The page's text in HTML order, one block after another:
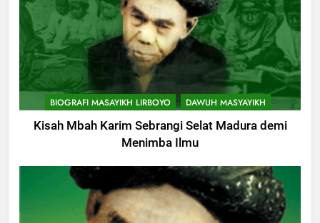
BIOGRAFI MASAYIKH LIRBOYO DAWUH MASYAYIKH
Kisah Mbah Karim Sebrangi Selat Madura demi
Menimba Ilmu